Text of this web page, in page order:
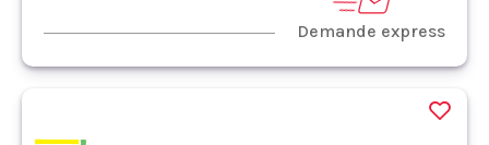
Demande express